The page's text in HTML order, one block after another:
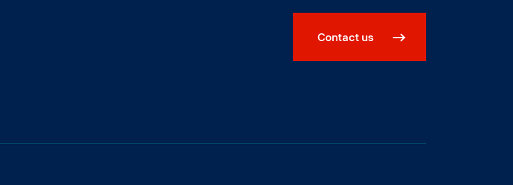
Contact us